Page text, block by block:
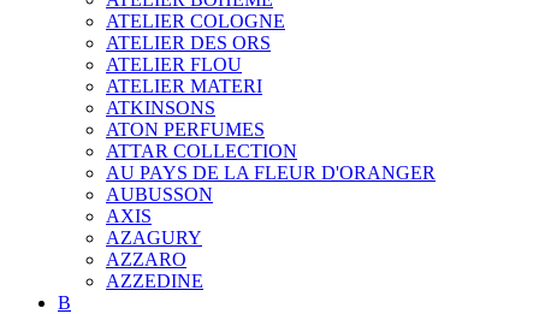
ATELIER COLOGNE
ATELIER DES ORS
ATELIER FLOU
ATELIER MATERI
ATKINSONS
ATON PERFUMES
ATTAR COLLECTION
AU PAYS DE LA FLEUR D'ORANGER
AUBUSSON
AXIS
AZAGURY
AZZARO
AZZEDINE
B